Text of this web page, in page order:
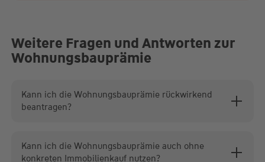
Weitere Fragen und Antworten zur
Wohnungsbauprämie
Kann ich die Wohnungsbauprämie rückwirkend
beantragen?
Kann ich die Wohnungsbauprämie auch ohne
konkreten Immobilienkauf nutzen?